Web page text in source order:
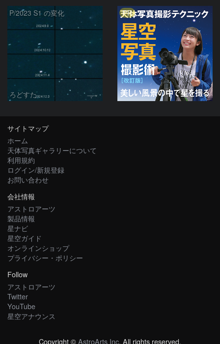
P/2023 S1 の変化
ろどすた
PR
サイトマップ
ホーム
天体写真ギャラリーについて
利用規約
ログイン/新規登録
お問い合わせ
会社情報
アストロアーツ
製品情報
星ナビ
星空ガイド
オンラインショップ
プライバシー・ポリシー
Follow
アストロアーツ
Twitter
YouTube
星空アナウンス
Copyright ©AstroArts Inc. All rights reserved.